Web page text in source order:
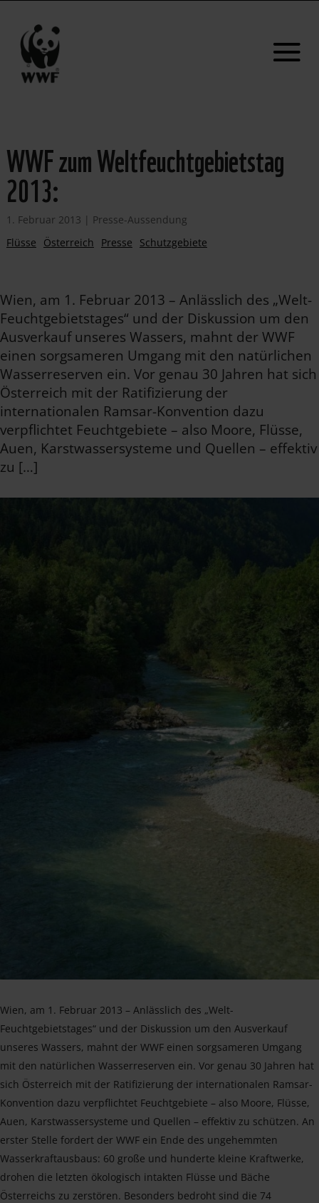
WWF zum Weltfeuchtgebietstag
2013:
1. Februar 2013 | Presse-Aussendung
Flüsse
Österreich Presse Schutzgebiete
Wien, am 1. Februar 2013 – Anlässlich des „Welt-
Feuchtgebietstages“ und der Diskussion um den
Ausverkauf unseres Wassers, mahnt der WWF
einen sorgsameren Umgang mit den natürlichen
Wasserreserven ein. Vor genau 30 Jahren hat sich
Österreich mit der Ratifizierung der
internationalen Ramsar-Konvention dazu
verpflichtet Feuchtgebiete – also Moore, Flüsse,
Auen, Karstwassersysteme und Quellen – effektiv
zu […]
Wien, am 1. Februar 2013 – Anlässlich des „Welt-
Feuchtgebietstages“ und der Diskussion um den Ausverkauf
unseres Wassers, mahnt der WWF einen sorgsameren Umgang
mit den natürlichen Wasserreserven ein. Vor genau 30 Jahren hat
sich Österreich mit der Ratifizierung der internationalen Ramsar-
Konvention dazu verpflichtet Feuchtgebiete – also Moore, Flüsse,
Auen, Karstwassersysteme und Quellen – effektiv zu schützen. An
erster Stelle fordert der WWF ein Ende des ungehemmten
Wasserkraftausbaus: 60 große und hunderte kleine Kraftwerke,
drohen die letzten ökologisch intakten Flüsse und Bäche
Österreichs zu zerstören. Besonders bedroht sind die 74